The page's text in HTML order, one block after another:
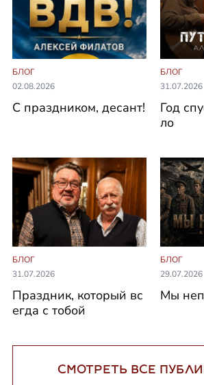
БЛОГ
02.08.2026
С праздником, десант!
БЛОГ
31.07.2026
Год
ло
БЛОГ
31.07.2026
Праздник, который вс
егда с тобой
БЛОГ
29.07.2026
Мы
СМОТРЕТЬ ВСЕ